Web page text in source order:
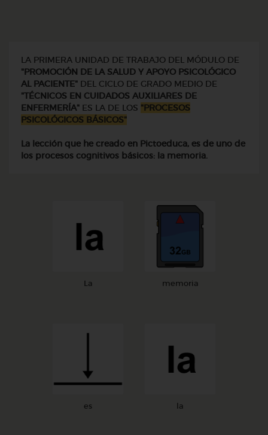
LA PRIMERA UNIDAD DE TRABAJO DEL MÓDULO DE
"PROMOCIÓN DE LA SALUD Y APOYO PSICOLÓGICO
AL PACIENTE" DEL CICLO DE GRADO MEDIO DE
"TÉCNICOS EN CUIDADOS AUXILIARES DE
ENFERMERÍA" ES LA DE LOS "PROCESOS
PSICOLÓGICOS BÁSICOS"
La lección que he creado en Pictoeduca, es de uno de
los procesos cognitivos básicos: la memoria.
La memoria
es la